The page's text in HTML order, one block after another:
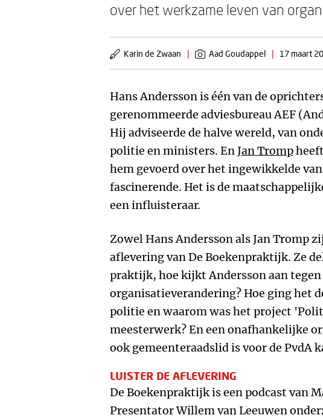
over het werkzame leven van
Karin de Zwaan | Aad Goudappel | 17 maart
Hans Andersson is één van de
gerenommeerde adviesbureau AEF
Hij adviseerde de halve wereld, van
politie en ministers. EnJan Tromp
hem gevoerd over het ingewikkelde
fascinerende. Het is de
een influisteraar.
Zowel Hans Andersson als Jan Tromp
aflevering van De Boekenpraktijk. Ze
praktijk, hoe kijkt Andersson aan tegen
organisatieverandering? Hoe ging het
politie en waarom was het project
meesterwerk? En een onafhankelijke
ook gemeenteraadslid is voor de PvdA
LUISTER DE AFLEVERING
De Boekenpraktijk is een podcast van
Presentator Willem van Leeuwen